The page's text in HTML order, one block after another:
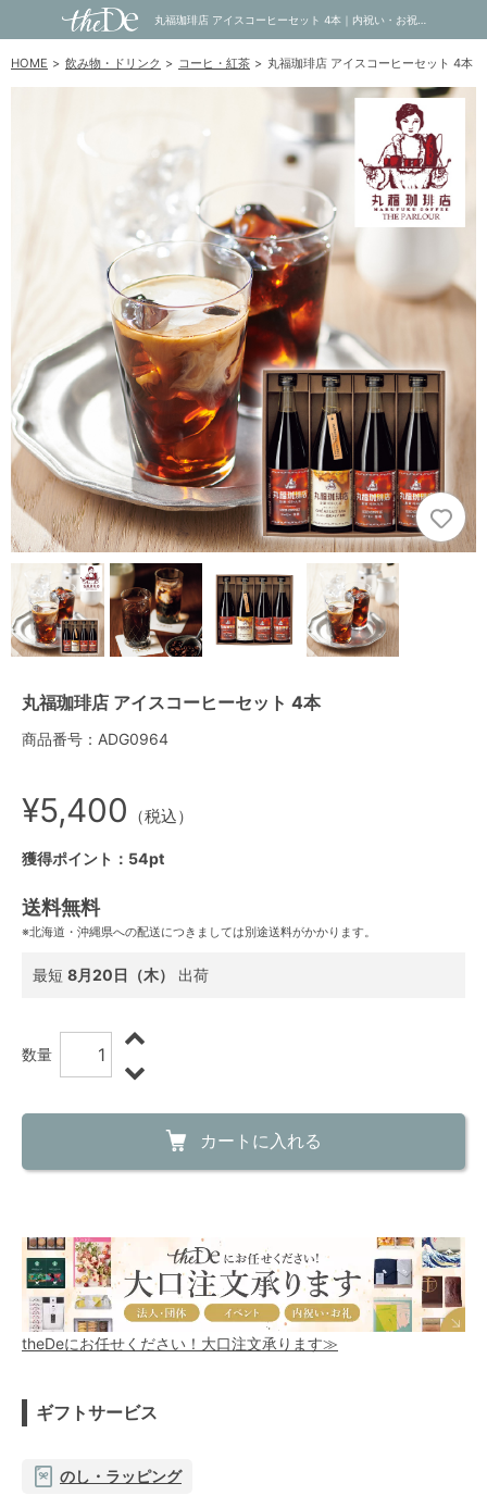
HOME 飲み物・ドリンク コーヒ・紅茶 丸福珈琲店 アイスコーヒーセット 4本
丸福珈琲店 アイスコーヒーセット 4本
商品番号：ADG0964
¥5,400 （税込）
獲得ポイント：54pt
送料無料
※北海道・沖縄県への配送につきましては別途送料がかかります。
最短 8月20日（木） 出荷
数量
カートに入れる
theDeにお任せください！大口注文承ります≫
ギフトサービス
のし・ラッピング